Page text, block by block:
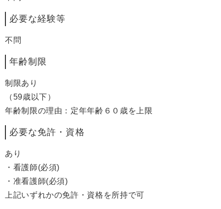
必要な経験等
不問
年齢制限
制限あり
（59歳以下）
年齢制限の理由：定年年齢６０歳を上限
必要な免許・資格
あり
・看護師(必須)
・准看護師(必須)
上記いずれかの免許・資格を所持で可